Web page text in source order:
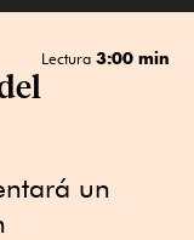
Lectura 3:00 min
un